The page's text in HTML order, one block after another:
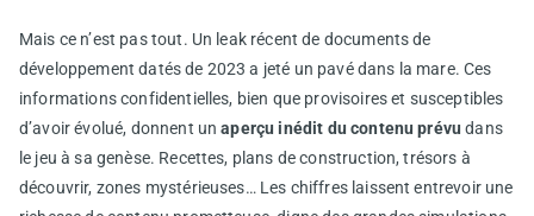
Mais ce n’est pas tout. Un leak récent de documents de
développement datés de 2023 a jeté un pavé dans la mare. Ces
informations confidentielles, bien que provisoires et susceptibles
d’avoir évolué, donnent unaperçu inédit du contenu prévu dans
le jeu à sa genèse. Recettes, plans de construction, trésors à
découvrir, zones mystérieuses… Les chiffres laissent entrevoir une